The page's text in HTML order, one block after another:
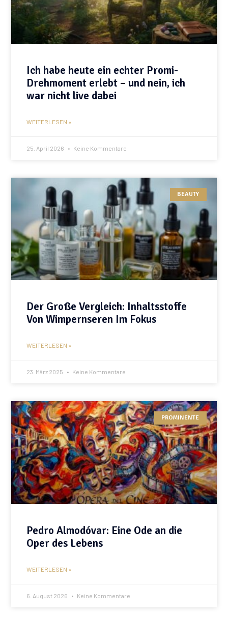
Ich habe heute ein echter Promi-
Drehmoment erlebt – und nein, ich
war nicht live dabei
WEITERLESEN »
25. April 2026 Keine Kommentare
BEAUTY
Der Große Vergleich: Inhaltsstoffe
Von Wimpernseren Im Fokus
WEITERLESEN »
23. März 2025 Keine Kommentare
PROMINENTE
Pedro Almodóvar: Eine Ode an die
Oper des Lebens
WEITERLESEN »
6. August 2026 Keine Kommentare